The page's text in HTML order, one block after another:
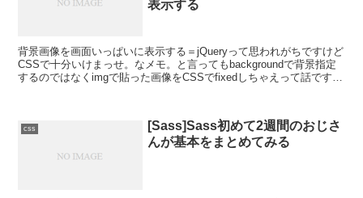
表示する
背景画像を画面いっぱいに表示する＝jQueryって思われがちですけど
CSSで十分いけまっせ。なメモ。と言ってもbackgroundで背景指定
するのではなくimgで貼った画像をCSSでfixedしちゃえって話です。
css
[Sass]Sass初めて2週間のおじさ
んが基本をまとめてみる